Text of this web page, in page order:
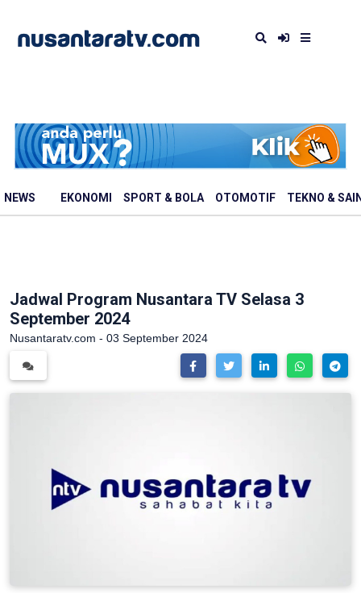
NEWS EKONOMI SPORT & BOLA OTOMOTIF TEKNO &
Jadwal Program Nusantara TV Selasa 3
September 2024
Nusantaratv.com - 03 September 2024